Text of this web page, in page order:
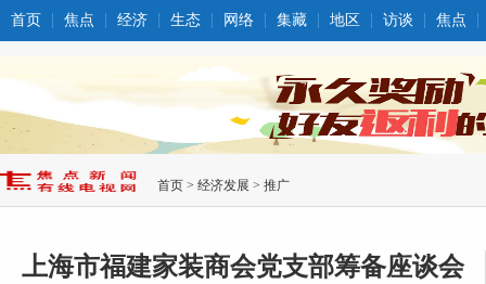
首页 焦点 经济 生态 网络 集藏 地区 访谈 焦点
首页 > 经济发展 > 推广
上海市福建家装商会党支部筹备座谈会